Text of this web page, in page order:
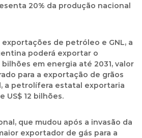
20% da produção nacional
de petróleo e GNL, a
poderá exportar o
bilhões em energia até 2031, valor
para a exportação de grãos
a petrolífera estatal exportaria
e US$ 12 bilhões.
que mudou após a invasão da
exportador de gás para a